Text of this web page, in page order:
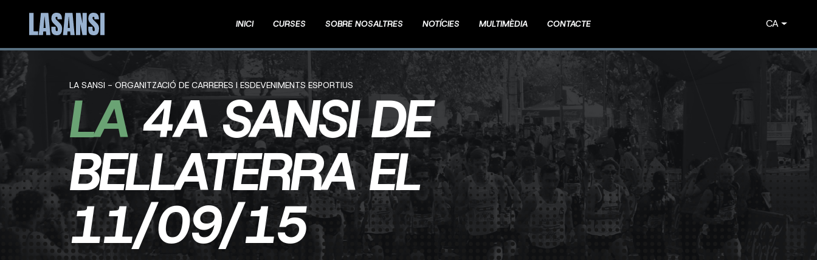
INICI CURSES SOBRE NOSALTRES NOTÍCIES MULTIMÈDIA CONTACTE CA
LA SANSI - ORGANITZACIÓ DE CARRERES I ESDEVENIMENTS ESPORTIUS
LA4A SANSI DE
BELLATERRA EL
11/09/15